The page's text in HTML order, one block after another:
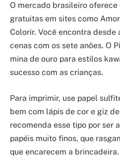
O mercado brasileiro oferece
gratuitas em sites como
Colorir. Você encontra desde
cenas com os sete anões. O
mina de ouro para estilos
sucesso com as crianças.
Para imprimir, use papel
bem com lápis de cor e giz
recomenda esse tipo por ser
papéis muito finos, que
que encarecem a brincadeira.